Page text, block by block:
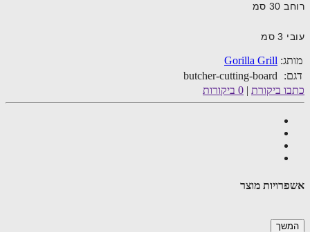
סמ
סמ
Gorilla Grill
butcher-cutting-board
ביקורת|0 ביקורות
מוצר